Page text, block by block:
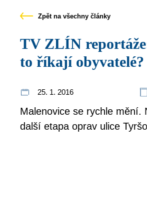
Zpět na všechny články
TV ZLÍN reportáže: Malenovice se rychle mění. Co na
to říkají obyvatelé?
25. 1. 2016
Malenovice se rychle mění.
další etapa oprav ulice